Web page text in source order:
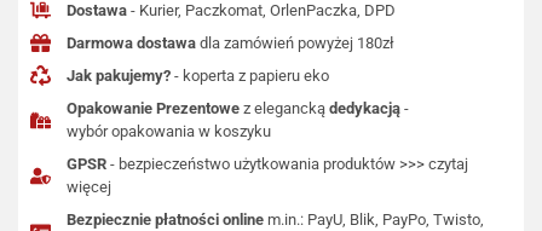
Dostawa - Kurier, Paczkomat, OrlenPaczka, DPD
Darmowa dostawa dla zamówień powyżej 180zł
Jak pakujemy? - koperta z papieru eko
Opakowanie Prezentowe z eleganckądedykacją -
wybór opakowania w koszyku
GPSR - bezpieczeństwo użytkowania produktów >>> czytaj
więcej
Bezpiecznie płatności online m.in.: PayU, Blik, PayPo, Twisto,